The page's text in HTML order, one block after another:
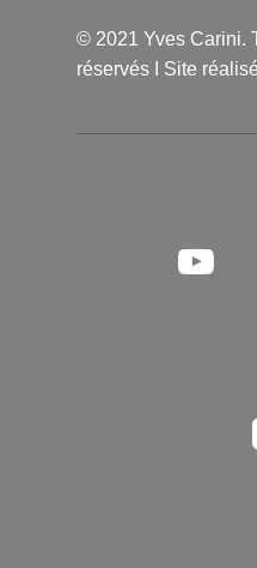
© 2021 Yves Carini.
réservés I Site